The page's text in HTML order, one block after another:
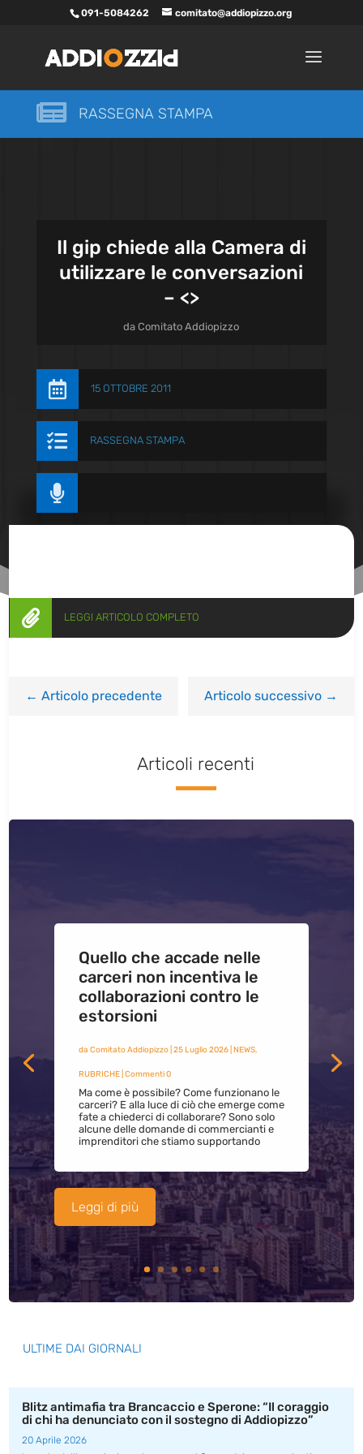
091-5084262 comitato@addiopizzo.org
 RASSEGNA STAMPA
Il gip chiede alla Camera di
utilizzare le conversazioni
– <>
daComitato Addiopizzo
 15 OTTOBRE 2011
 RASSEGNA STAMPA

 LEGGI ARTICOLO COMPLETO
←Articolo precedente Articolo successivo→
Articoli recenti
Quello che accade nelle
carceri non incentiva le
collaborazioni contro le
estorsioni
da Comitato Addiopizzo| 25 Luglio 2026| NEWS,
RUBRICHE| Commenti 0
Ma come è possibile? Come funzionano le
carceri? E alla luce di ciò che emerge come
fate a chiederci di collaborare? Sono solo
alcune delle domande di commercianti e
imprenditori che stiamo supportando
Leggi di più
ULTIME DAI GIORNALI
Blitz antimafia tra Brancaccio e Sperone: “Il coraggio
di chi ha denunciato con il sostegno di Addiopizzo”
20 Aprile 2026